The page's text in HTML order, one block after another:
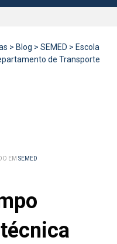
> Blog > SEMED > Escola
de Transporte
EM SEMED